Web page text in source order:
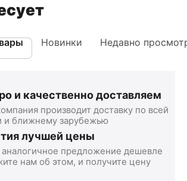
Новинки Недавно
и качественно доставляем
производит доставку по всей
и ближнему зарубежью
лучшей цены
предложение дешевле
нам об этом, и получите цену